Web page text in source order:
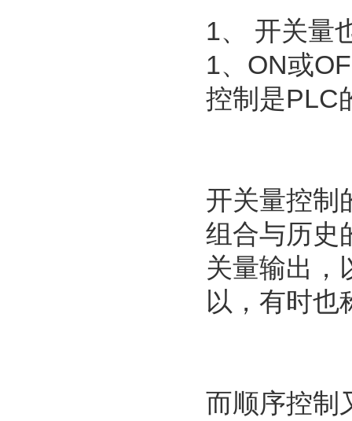
1、 开关量
1、ON或
控制是PLC
开关量控制
组合与历史
关量输出，
以，有时也
而顺序控制